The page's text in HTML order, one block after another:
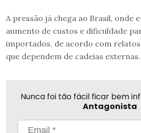
A pressão já chega ao Brasil, onde
aumento de custos e dificuldade
importados, de acordo com
que dependem de cadeias externas.
Nunca foi tão fácil ficar bem
Antagonista